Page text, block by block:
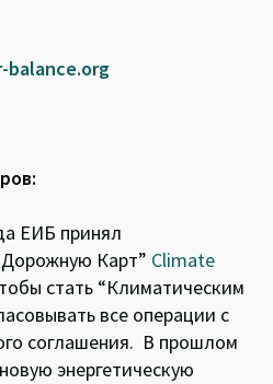
balance.org
ЕИБ принял
Карт” Climate
стать “Климатическим
все операции с
соглашения. В прошлом
энергетическую